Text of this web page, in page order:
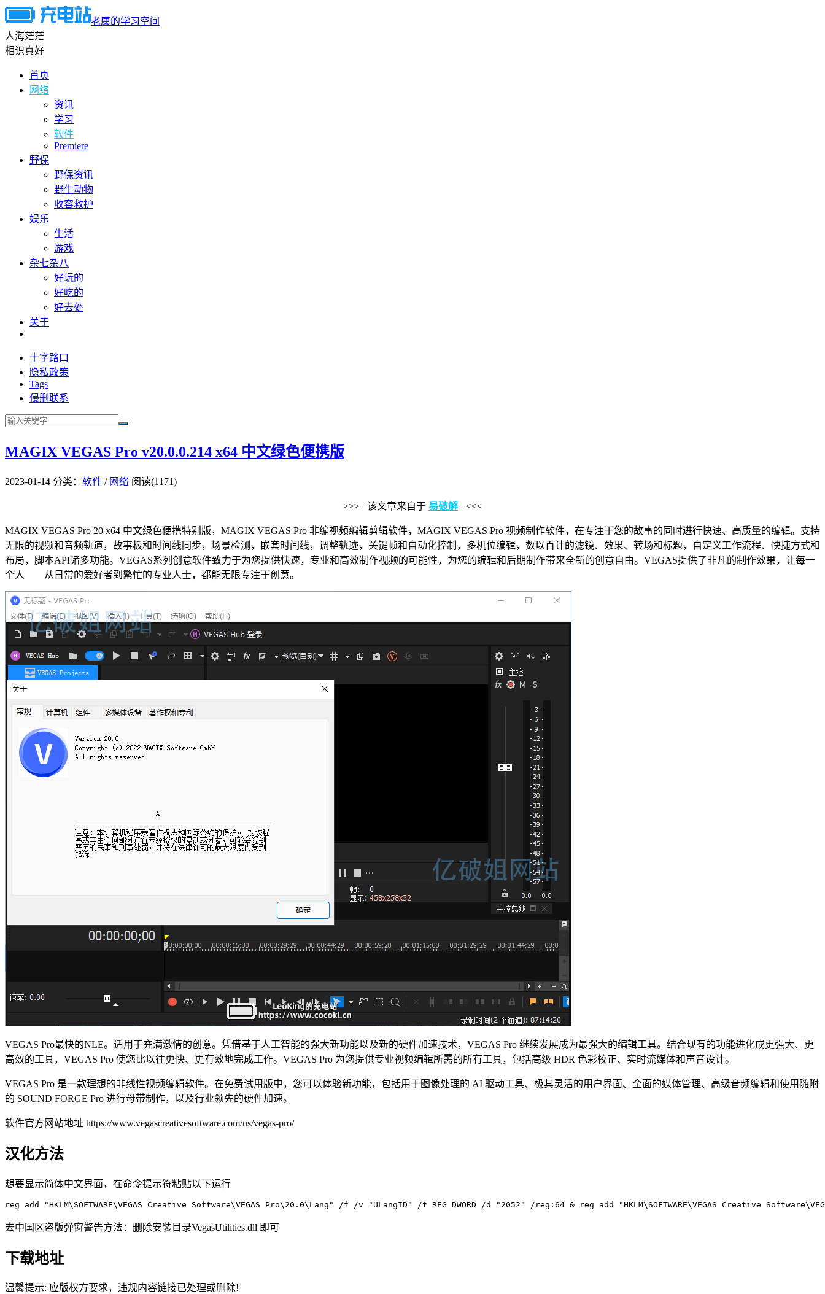
老康的学习空间
人海茫茫
相识真好
首页
网络
资讯
学习
软件
Premiere
野保
野保资讯
野生动物
收容救护
娱乐
生活
游戏
杂七杂八
好玩的
好吃的
好去处
关于
十字路口
隐私政策
Tags
侵删联系
MAGIX VEGAS Pro v20.0.0.214 x64 中文绿色便携版
2023-01-14 分类： 软件 / 网络 阅读(1171)
>>> 该文章来自于 易破解 <<<
MAGIX VEGAS Pro 20 x64 中文绿色便携特别版，MAGIX VEGAS Pro 非编视频编辑剪辑软件，MAGIX VEGAS Pro 视频制作软件，在专注于您的故事的同时进行快速、高质量的编辑。支持
无限的视频和音频轨道，故事板和时间线同步，场景检测，嵌套时间线，调整轨迹，关键帧和自动化控制，多机位编辑，数以百计的滤镜、效果、转场和标题，自定义工作流程、快捷方式和
布局，脚本API诸多功能。VEGAS系列创意软件致力于为您提供快速，专业和高效制作视频的可能性，为您的编辑和后期制作带来全新的创意自由。VEGAS提供了非凡的制作效果，让每一
个人——从日常的爱好者到繁忙的专业人士，都能无限专注于创意。
VEGAS Pro最快的NLE。适用于充满激情的创意。凭借基于人工智能的强大新功能以及新的硬件加速技术，VEGAS Pro 继续发展成为最强大的编辑工具。结合现有的功能进化成更强大、更
高效的工具，VEGAS Pro 使您比以往更快、更有效地完成工作。VEGAS Pro 为您提供专业视频编辑所需的所有工具，包括高级 HDR 色彩校正、实时流媒体和声音设计。
VEGAS Pro 是一款理想的非线性视频编辑软件。在免费试用版中，您可以体验新功能，包括用于图像处理的 AI 驱动工具、极其灵活的用户界面、全面的媒体管理、高级音频编辑和使用随附
的 SOUND FORGE Pro 进行母带制作，以及行业领先的硬件加速。
软件官方网站地址 https://www.vegascreativesoftware.com/us/vegas-pro/
汉化方法
想要显示简体中文界面，在命令提示符粘贴以下运行
reg add "HKLM\SOFTWARE\VEGAS Creative Software\VEGAS Pro\20.0\Lang" /f /v "ULangID" /t REG_DWORD /d "2052" /reg:64 & reg add "HKLM\SOFTWARE\VEGAS Creative
去中国区盗版弹窗警告方法：删除安装目录VegasUtilities.dll 即可
下载地址
温馨提示: 应版权方要求，违规内容链接已处理或删除!